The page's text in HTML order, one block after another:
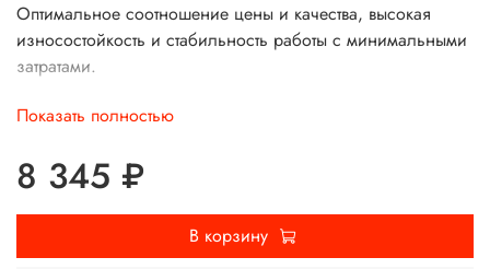
Оптимальное соотношение цены и качества, высокая
износостойкость и стабильность работы с минимальными
затратами.
Расширенный диапазон применения для деталей
Показать полностью
8 345 ₽
В корзину